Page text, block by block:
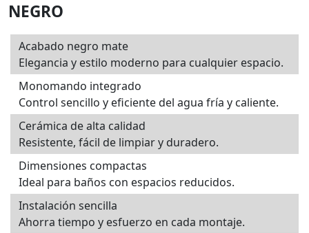
NEGRO
Acabado negro mate
Elegancia y estilo moderno para cualquier espacio.
Monomando integrado
Control sencillo y eficiente del agua fría y caliente.
Cerámica de alta calidad
Resistente, fácil de limpiar y duradero.
Dimensiones compactas
Ideal para baños con espacios reducidos.
Instalación sencilla
Ahorra tiempo y esfuerzo en cada montaje.